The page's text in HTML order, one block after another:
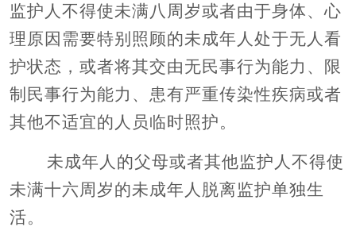
监护人不得使未满八周岁或者由于身体、心
理原因需要特别照顾的未成年人处于无人看
护状态，或者将其交由无民事行为能力、限
制民事行为能力、患有严重传染性疾病或者
其他不适宜的人员临时照护。
未成年人的父母或者其他监护人不得使
未满十六周岁的未成年人脱离监护单独生
活。